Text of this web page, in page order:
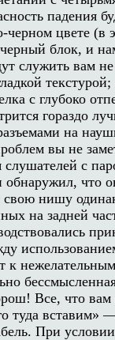
падения
цвете (в
блок, и
служить вам
с глубоко
гораздо
на
вы не
с
что
нишу
на задней
к
Все, что
туда
При